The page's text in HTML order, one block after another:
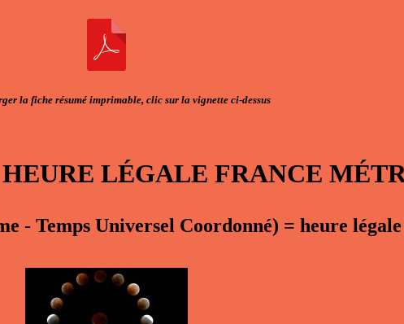
la fiche résumé imprimable, clic sur la vignette ci-dessus
HEURE LÉGALE FRANCE
- Temps Universel Coordonné) = heure légale